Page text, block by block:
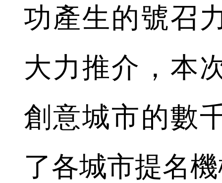
功產生的號召
大力推介，本
創意城市的數
了各城市提名